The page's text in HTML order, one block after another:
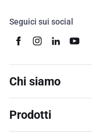
Seguici sui social
Chi siamo
Prodotti